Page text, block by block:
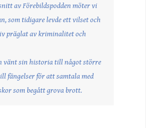
av Förebildspodden möter vi
som tidigare levde ett vilset och
präglat av kriminalitet och
vänt sin historia till något större
fängelser för att samtala med
som begått grova brott.